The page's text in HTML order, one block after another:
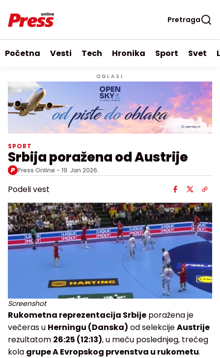
Pretraga
Početna Vesti Tech Hronika Sport Svet
OGLASI
SPORT
Srbija poražena od Austrije
Press Online - 19. Jan 2026.
Podeli vest
Screenshot
Rukometna reprezentacija Srbije poražena je
večeras u Herningu (Danska) od selekcijeAustrije
rezultatom 26:25 (12:13), u meču poslednjeg, trećeg
kola grupe A Evropskog prvenstva u rukometu.